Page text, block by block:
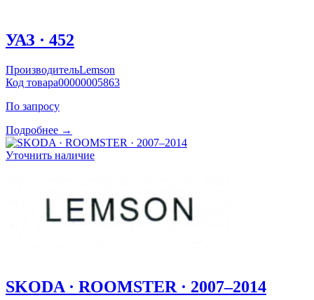
УАЗ · 452
ПроизводительLemson
Код товара00000005863
По запросу
Подробнее →
Уточнить наличие
SKODA · ROOMSTER · 2007–2014